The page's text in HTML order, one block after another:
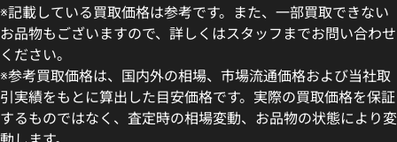
※記載している買取価格は参考です。また、一部買取できない
お品物もございますので、詳しくはスタッフまでお問い合わせ
ください。
※参考買取価格は、国内外の相場、市場流通価格および当社取
引実績をもとに算出した目安価格です。実際の買取価格を保証
するものではなく、査定時の相場変動、お品物の状態により変